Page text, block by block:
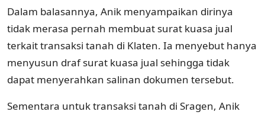
Dalam balasannya, Anik menyampaikan dirinya
tidak merasa pernah membuat surat kuasa jual
terkait transaksi tanah di Klaten. Ia menyebut hanya
menyusun draf surat kuasa jual sehingga tidak
dapat menyerahkan salinan dokumen tersebut.
Sementara untuk transaksi tanah di Sragen, Anik